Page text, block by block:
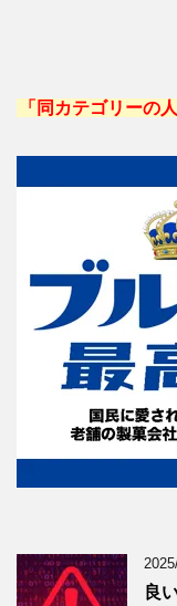
「同カテゴリーの
良